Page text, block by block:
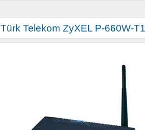
Türk Telekom ZyXEL P-660W-